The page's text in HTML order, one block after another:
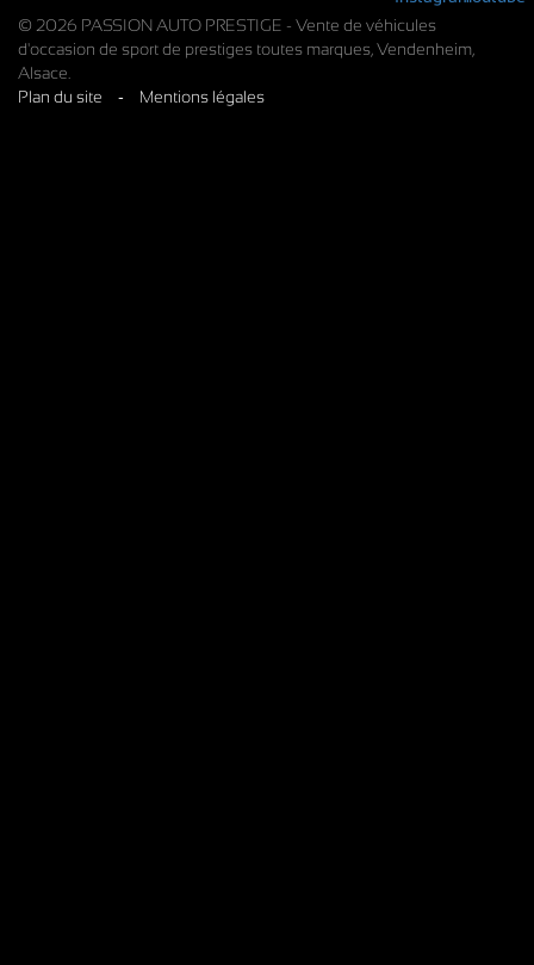
© 2026 PASSION AUTO PRESTIGE - Vente de véhicules
d'occasion de sport de prestiges toutes marques, Vendenheim,
Alsace.
Plan du site
- Mentions légales